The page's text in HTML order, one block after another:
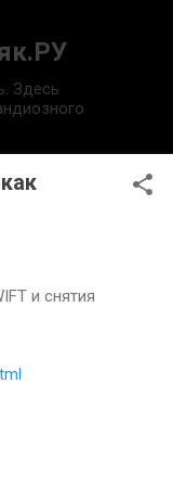
Здесь
и снятия